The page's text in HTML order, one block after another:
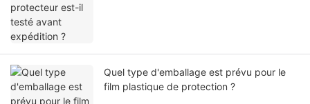
Quel type d'emballage est prévu pour le
film plastique de protection ?